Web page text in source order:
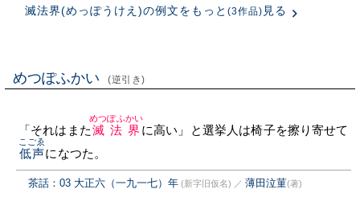
滅法界(めっぽうけえ)の例文をもっと (3作品) 見る
めつぽふかい (逆引き)
「それはまた滅法界
めつぽふかい
に高い」と選挙人は椅子を擦り寄せて
低声
こごゑ
になつた。
茶話：03 大正六（一九一七）年 (新字旧仮名) ／ 薄田泣菫(著)